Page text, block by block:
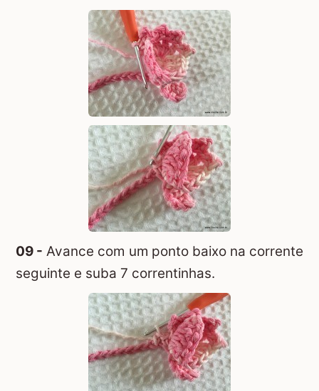
09 - Avance com um ponto baixo na corrente
seguinte e suba 7 correntinhas.